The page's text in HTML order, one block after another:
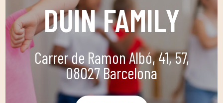
DUIN FAMILY
Carrer de Ramon Albó, 41, 57,
08027 Barcelona